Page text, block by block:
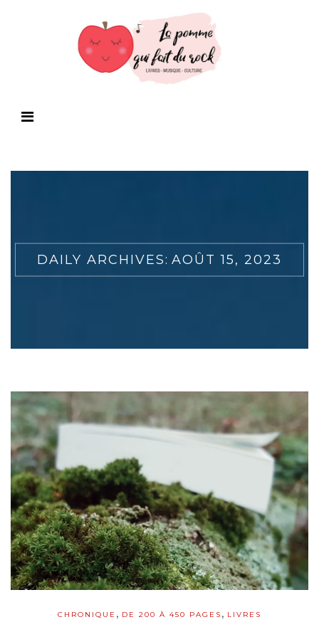
DAILY ARCHIVES: AOÛT 15, 2023
CHRONIQUE , DE 200 À 450 PAGES , LIVRES